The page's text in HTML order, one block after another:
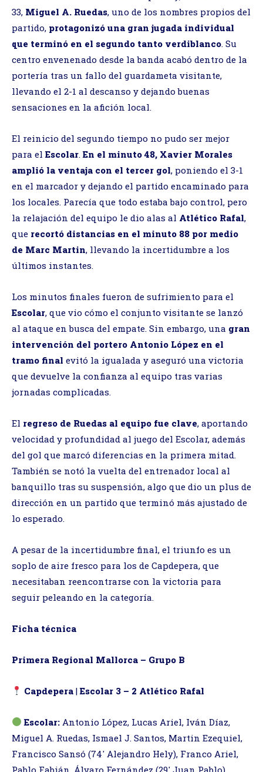
33, Miguel A. Ruedas, uno de los nombres propios del
partido, protagonizó una gran jugada individual
que terminó en el segundo tanto verdiblanco. Su
centro envenenado desde la banda acabó dentro de la
portería tras un fallo del guardameta visitante,
llevando el 2-1 al descanso y dejando buenas
sensaciones en la afición local.
El reinicio del segundo tiempo no pudo ser mejor
para elEscolar.En el minuto 48, Xavier Morales
amplió la ventaja con el tercer gol, poniendo el 3-1
en el marcador y dejando el partido encaminado para
los locales. Parecía que todo estaba bajo control, pero
la relajación del equipo le dio alas al Atlético Rafal,
que recortó distancias en el minuto 88 por medio
de Marc Martin, llevando la incertidumbre a los
últimos instantes.
Los minutos finales fueron de sufrimiento para el
Escolar, que vio cómo el conjunto visitante se lanzó
al ataque en busca del empate. Sin embargo, una gran
intervención del portero Antonio López en el
tramo final evitó la igualada y aseguró una victoria
que devuelve la confianza al equipo tras varias
jornadas complicadas.
El regreso de Ruedas al equipo fue clave, aportando
velocidad y profundidad al juego del Escolar, además
del gol que marcó diferencias en la primera mitad.
También se notó la vuelta del entrenador local al
banquillo tras su suspensión, algo que dio un plus de
dirección en un partido que terminó más ajustado de
lo esperado.
A pesar de la incertidumbre final, el triunfo es un
soplo de aire fresco para los de Capdepera, que
necesitaban reencontrarse con la victoria para
seguir peleando en la categoría.
Ficha técnica
Primera Regional Mallorca – Grupo B
Capdepera |Escolar 3 – 2 Atlético Rafal
Escolar: Antonio López, Lucas Ariel, Iván Díaz,
Miguel A. Ruedas, Ismael J. Santos, Martin Ezequiel,
Francisco Sansó (74′ Alejandro Hely), Franco Ariel,
Pablo Fabián, Álvaro Fernández (29′ Juan Pablo),